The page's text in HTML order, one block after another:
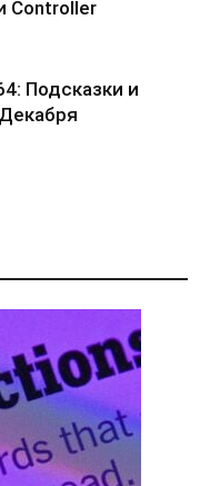
Controller
Подсказки и